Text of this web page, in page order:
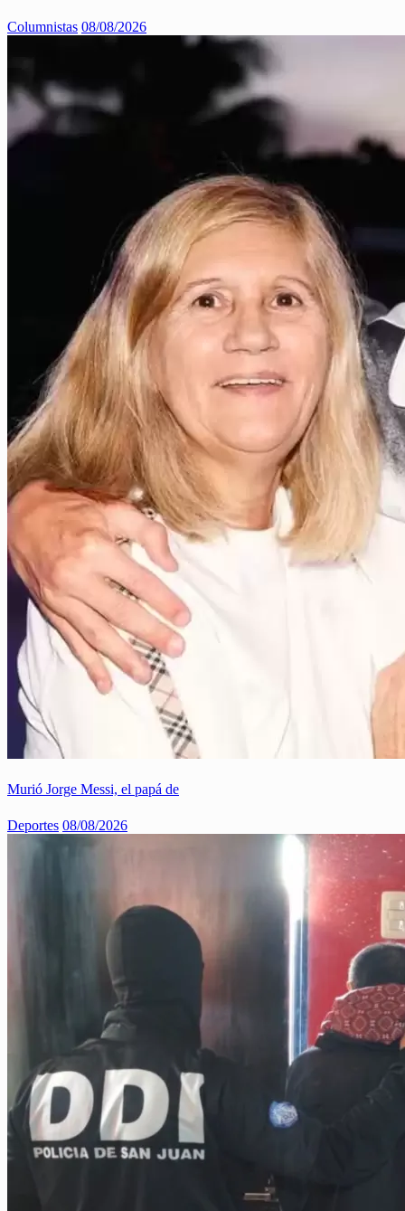
Columnistas 08/08/2026
Murió Jorge Messi, el papá de
Deportes 08/08/2026